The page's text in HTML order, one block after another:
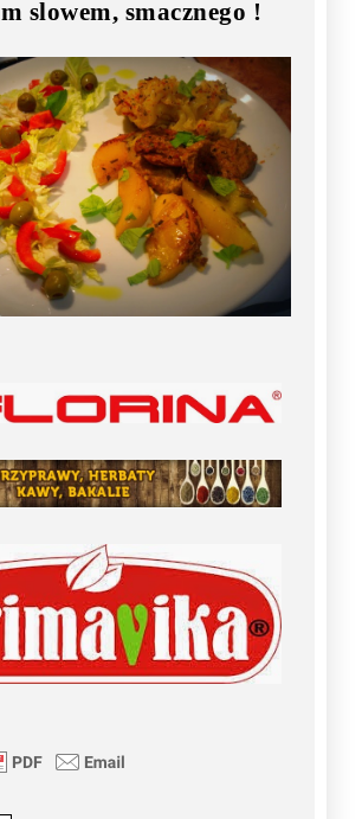
slowem, smacznego !